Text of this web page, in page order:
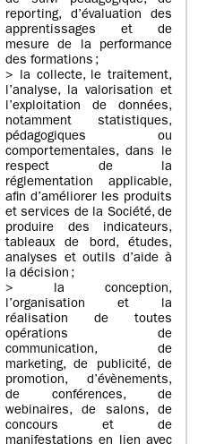
reporting, d’évaluation des
apprentissages et de
mesure de la performance
des formations ;
> la collecte, le traitement,
l’analyse, la valorisation et
l’exploitation de données,
notamment statistiques,
pédagogiques ou
comportementales, dans le
respect de la
réglementation applicable,
afin d’améliorer les produits
et services de la Société, de
produire des indicateurs,
tableaux de bord, études,
analyses et outils d’aide à
la décision ;
> la conception,
l’organisation et la
réalisation de toutes
opérations de
communication, de
marketing, de publicité, de
promotion, d’évènements,
de conférences, de
webinaires, de salons, de
concours et de